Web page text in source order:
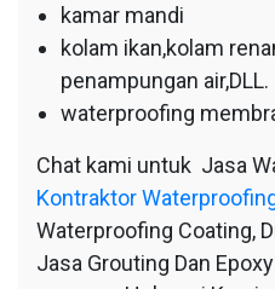
kamar mandi
kolam ikan,kolam
penampungan air,DLL.
waterproofing
Chat kami untuk Jasa
Kontraktor
Waterproofing Coating,
Jasa Grouting Dan